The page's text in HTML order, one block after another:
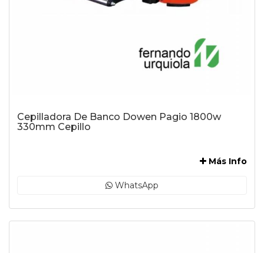
Cepilladora De Banco Dowen Pagio 1800w
330mm Cepillo
Más Info
WhatsApp